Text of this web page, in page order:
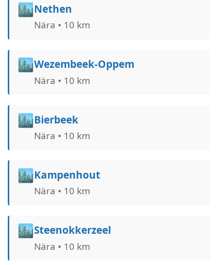
🏙️Nethen
Nära • 10 km
🏙️Wezembeek-Oppem
Nära • 10 km
🏙️Bierbeek
Nära • 10 km
🏙️Kampenhout
Nära • 10 km
🏙️Steenokkerzeel
Nära • 10 km